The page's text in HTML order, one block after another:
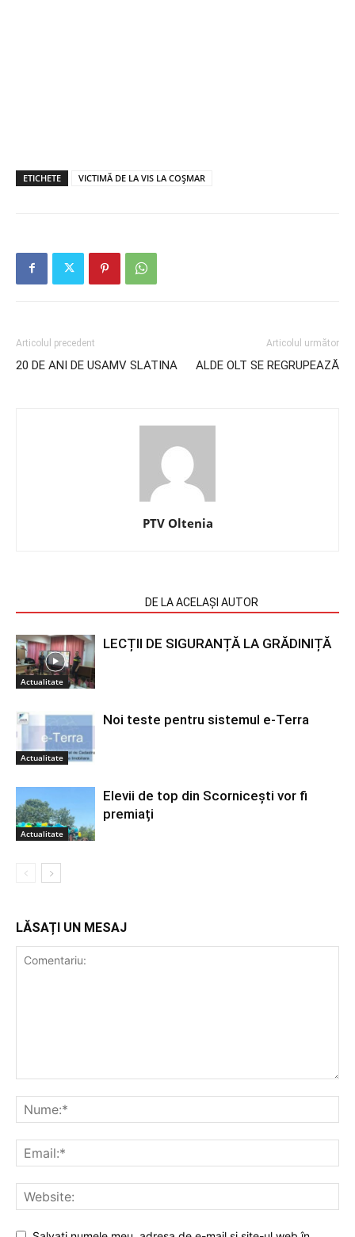
ETICHETE VICTIMĂ DE LA VIS LA COȘMAR
Articolul precedent
20 DE ANI DE USAMV SLATINA
Articolul următor
ALDE OLT SE REGRUPEAZĂ
PTV Oltenia
DE LA ACELAȘI AUTOR
Actualitate
LECȚII DE SIGURANȚĂ LA GRĂDINIȚĂ
Actualitate
Noi teste pentru sistemul e-Terra
Actualitate
Elevii de top din Scornicești vor fi
premiați
LĂSAȚI UN MESAJ